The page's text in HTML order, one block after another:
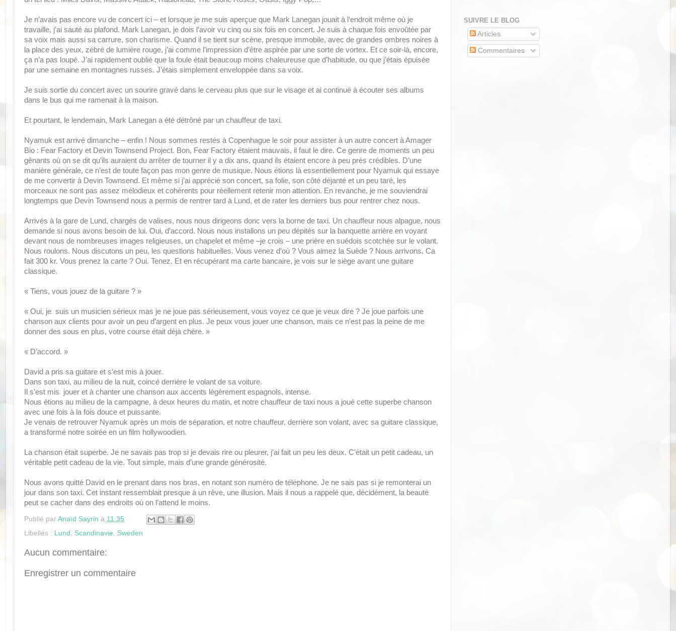
Je n’avais pas encore vu de concert ici – et lorsque je me suis aperçue que Mark Lanegan jouait à l‘endroit même où je
travaille, j’ai sauté au plafond. Mark Lanegan, je dois l’avoir vu cinq ou six fois en concert. Je suis à chaque fois envoûtée par
sa voix mais aussi sa carrure, son charisme. Quand il se tient sur scène, presque immobile, avec de grandes ombres noires à
la place des yeux, zébré de lumière rouge, j’ai comme l’impression d’être aspirée par une sorte de vortex. Et ce soir-là, encore,
ça n’a pas loupé. J’ai rapidement oublié que la foule était beaucoup moins chaleureuse que d’habitude, ou que j’étais épuisée
par une semaine en montagnes russes. J’étais simplement enveloppée dans sa voix.
Je suis sortie du concert avec un sourire gravé dans le cerveau plus que sur le visage et ai continué à écouter ses albums
dans le bus qui me ramenait à la maison.
Et pourtant, le lendemain, Mark Lanegan a été détrôné par un chauffeur de taxi.
Nyamuk est arrivé dimanche – enfin ! Nous sommes restés à Copenhague le soir pour assister à un autre concert à Amager
Bio : Fear Factory et Devin Townsend Project. Bon, Fear Factory étaient mauvais, il faut le dire. Ce genre de moments un peu
gênants où on se dit qu’ils auraient du arrêter de tourner il y a dix ans, quand ils étaient encore à peu près crédibles. D’une
manière générale, ce n’est de toute façon pas mon genre de musique. Nous étions là essentiellement pour Nyamuk qui essaye
de me convertir à Devin Townsend. Et même si j’ai apprécié son concert, sa folie, son côté déjanté et un peu taré, les
morceaux ne sont pas assez mélodieux et cohérents pour réellement retenir mon attention. En revanche, je me souviendrai
longtemps que Devin Townsend nous a permis de rentrer tard à Lund, et de rater les derniers bus pour rentrer chez nous.
Arrivés à la gare de Lund, chargés de valises, nous nous dirigeons donc vers la borne de taxi. Un chauffeur nous alpague, nous
demande si nous avons besoin de lui. Oui, d’accord. Nous nous installons un peu dépités sur la banquette arrière en voyant
devant nous de nombreuses images religieuses, un chapelet et même –je crois – une prière en suédois scotchée sur le volant.
Nous roulons. Nous discutons un peu, les questions habituelles. Vous venez d’où ? Vous aimez la Suède ? Nous arrivons. Ca
fait 300 kr. Vous prenez la carte ? Oui. Tenez. Et en récupérant ma carte bancaire, je vois sur le siège avant une guitare
classique.
« Tiens, vous jouez de la guitare ? »
« Oui, je suis un musicien sérieux mas je ne joue pas sérieusement, vous voyez ce que je veux dire ? Je joue parfois une
chanson aux clients pour avoir un peu d’argent en plus. Je peux vous jouer une chanson, mais ce n’est pas la peine de me
donner des sous en plus, votre course était déjà chère. »
« D’accord. »
David a pris sa guitare et s’est mis à jouer.
Dans son taxi, au milieu de la nuit, coincé derrière le volant de sa voiture.
Il s’est mis jouer et à chanter une chanson aux accents légèrement espagnols, intense.
Nous étions au milieu de la campagne, à deux heures du matin, et notre chauffeur de taxi nous a joué cette superbe chanson
avec une fois à la fois douce et puissante.
Je venais de retrouver Nyamuk après un mois de séparation, et notre chauffeur, derrière son volant, avec sa guitare classique,
a transformé notre soirée en un film hollywoodien.
La chanson était superbe. Je ne savais pas trop si je devais rire ou pleurer, j’ai fait un peu les deux. C’était un petit cadeau, un
véritable petit cadeau de la vie. Tout simple, mais d’une grande générosité.
Nous avons quitté David en le prenant dans nos bras, en notant son numéro de téléphone. Je ne sais pas si je remonterai un
jour dans son taxi. Cet instant ressemblait presque à un rêve, une illusion. Mais il nous a rappelé que, décidément, la beauté
peut se cacher dans des endroits où on l’attend le moins.
Publié par Anaïd Sayrin à 11:35
Libellés : Lund Scandinavie Sweden
Aucun commentaire:
Enregistrer un commentaire
SUIVRE LE BLOG
Articles
Commentaires